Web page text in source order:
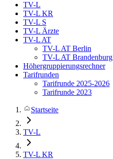
TV-L
TV-L KR
TV-L S
TV-L Ärzte
TV-L AT
TV-L AT Berlin
TV-L AT Brandenburg
Höhergruppierungsrechner
Tarifrunden
Tarifrunde 2025-2026
Tarifrunde 2023
Startseite
TV-L
TV-L KR